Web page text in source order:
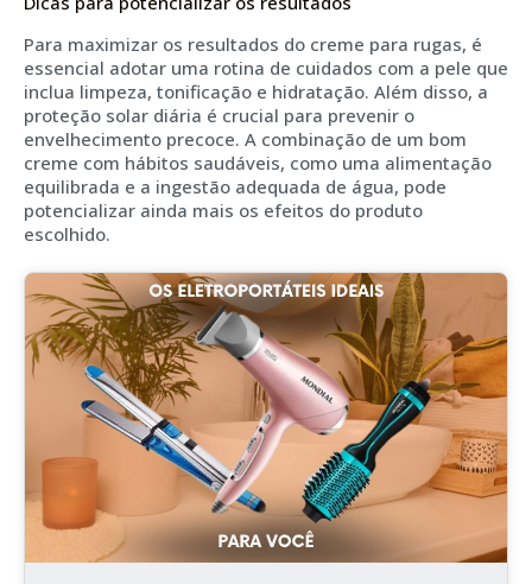
Para maximizar os resultados do creme para rugas, é
essencial adotar uma rotina de cuidados com a pele que
inclua limpeza, tonificação e hidratação. Além disso, a
proteção solar diária é crucial para prevenir o
envelhecimento precoce. A combinação de um bom
creme com hábitos saudáveis, como uma alimentação
equilibrada e a ingestão adequada de água, pode
potencializar ainda mais os efeitos do produto
escolhido.